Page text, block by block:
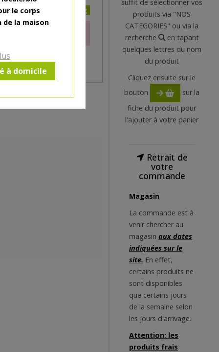
le corps
de la maison
à domicile
140.98€/kg
suffit de sélectionner vos
produits via "NOS
CATEGORIES" ou via la
recherche
en tapant
quelques lettres du nom
du produit
Cliquez ensuite sur le
bouton
sur la
fiche du produit pour
l'ajouter à votre panier
Retrait de
votre
commande
Magasin
La commande est à
venir chercher au
magasin aux dates
indiquées sur le
site. En effet,
certains produits ne
sont disponibles
que certains jours
de la semaine selon
les jours d'arrivage.
Attention: les
produits frais